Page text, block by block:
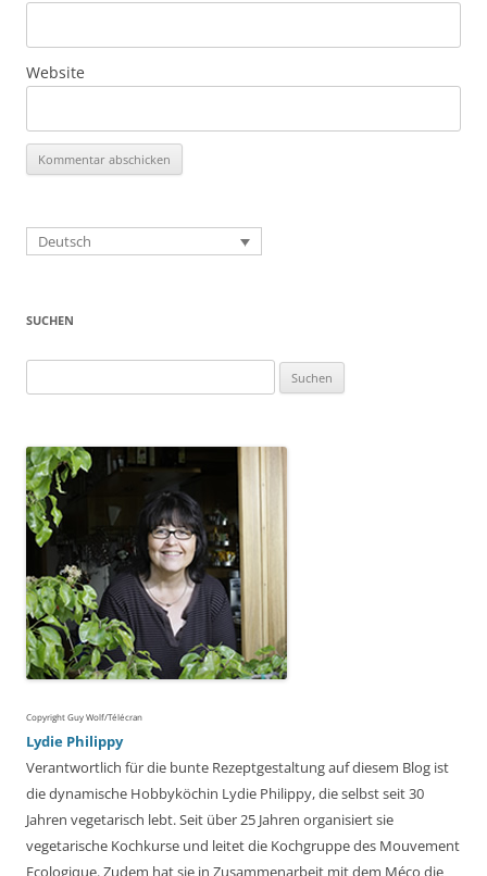
Website
Deutsch
SUCHEN
nach:
Copyright Guy Wolf/Télécran
Lydie Philippy
Verantwortlich für die bunte Rezeptgestaltung auf diesem Blog ist
die dynamische Hobbyköchin Lydie Philippy, die selbst seit 30
Jahren vegetarisch lebt. Seit über 25 Jahren organisiert sie
vegetarische Kochkurse und leitet die Kochgruppe des Mouvement
Ecologique. Zudem hat sie in Zusammenarbeit mit dem Méco die